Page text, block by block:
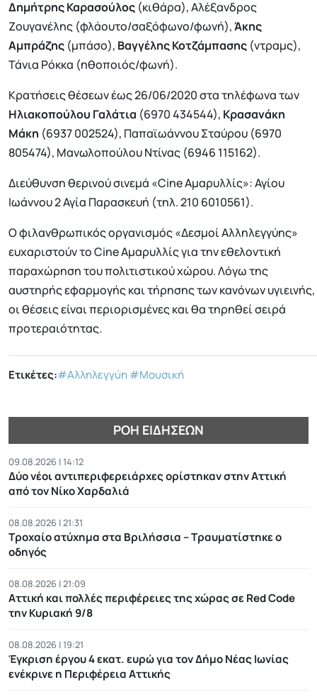
Δημήτρης Καρασούλος (κιθάρα), Αλέξανδρος
Ζουγανέλης (φλάουτο/σαξόφωνο/φωνή),Άκης
Αμπράζης (μπάσο), Βαγγέλης Κοτζάμπασης (ντραμς),
Τάνια Ρόκκα (ηθοποιός/φωνή).
Κρατήσεις θέσεων έως 26/06/2020 στα τηλέφωνα των
Ηλιακοπούλου Γαλάτια (6970 434544), Κρασανάκη
Μάκη (6937 002524), Παπαϊωάννου Σταύρου (6970
805474), Μανωλοπούλου Ντίνας (6946 115162).
Διεύθυνση θερινού σινεμά «Cine Αμαρυλλίς»: Αγίου
Ιωάννου 2 Αγία Παρασκευή (τηλ. 210 6010561).
Ο φιλανθρωπικός οργανισμός «Δεσμοί Αλληλεγγύης»
ευχαριστούν το Cine Αμαρυλλίς για την εθελοντική
παραχώρηση του πολιτιστικού χώρου. Λόγω της
αυστηρής εφαρμογής και τήρησης των κανόνων υγιεινής,
οι θέσεις είναι περιορισμένες και θα τηρηθεί σειρά
προτεραιότητας.
Ετικέτες:#Αλληλεγγύη#Μουσική
ΡΟΉ ΕΙΔΉΣΕΩΝ
09.08.2026 | 14:12
Δύο νέοι αντιπεριφερειάρχες ορίστηκαν στην Αττική
από τον Νίκο Χαρδαλιά
08.08.2026 | 21:31
Τροχαίο ατύχημα στα Βριλήσσια – Τραυματίστηκε ο
οδηγός
08.08.2026 | 21:09
Αττική και πολλές περιφέρειες της χώρας σε Red Code
την Κυριακή 9/8
08.08.2026 | 19:21
Έγκριση έργου 4 εκατ. ευρώ για τον Δήμο Νέας Ιωνίας
ενέκρινε η Περιφέρεια Αττικής